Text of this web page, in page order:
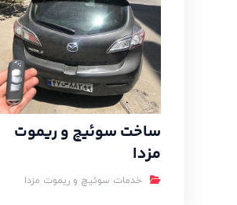
ساخت سوئیچ و ریموت
مزدا
خدمات سوئیچ و ریموت مزدا